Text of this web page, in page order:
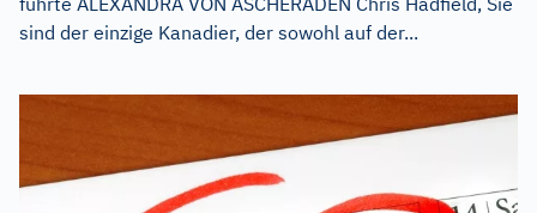
sind der einzige Kanadier, der sowohl auf der...